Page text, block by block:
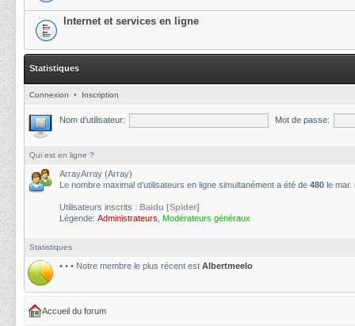
Internet et services en ligne
Statistiques
Connexion • Inscription
Nom d’utilisateur: Mot de passe:
Qui est en ligne ?
ArrayArray (Array)
Le nombre maximal d’utilisateurs en ligne simultanément a été de 480 le mar.
Utilisateurs inscrits : Baidu [Spider]
Légende: Administrateurs Modérateurs généraux
Statistiques
• • • Notre membre le plus récent est Albertmeelo
Accueil du forum